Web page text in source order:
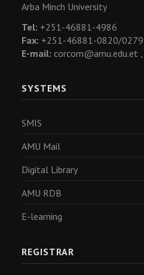
Arba Minch University
Tel: +251-46881-4986
Fax: +251-46881-0820/0279
E-mail: corcom@amu.edu.et ,
SYSTEMS
SMIS
AMU Mail
Digital Library
AMU RDB
E-learning
REGISTRAR